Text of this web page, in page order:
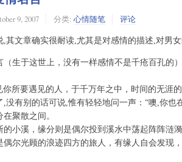
9, 2007 分类: 心情随笔 评论
,其文章确实很耐读,尤其是对感情的描述,对男
生于这世上，没有一样感情不是千疮百孔的）
你所要遇见的人，于千万年之中，时间的无涯
没有别的话可说,惟有轻轻地问一声：“噢,你也
聚散之间。
的小溪，缘分则是偶尔投到溪水中荡起阵阵涟
偶尔光顾的浪迹四方的旅人，有缘人自会发现